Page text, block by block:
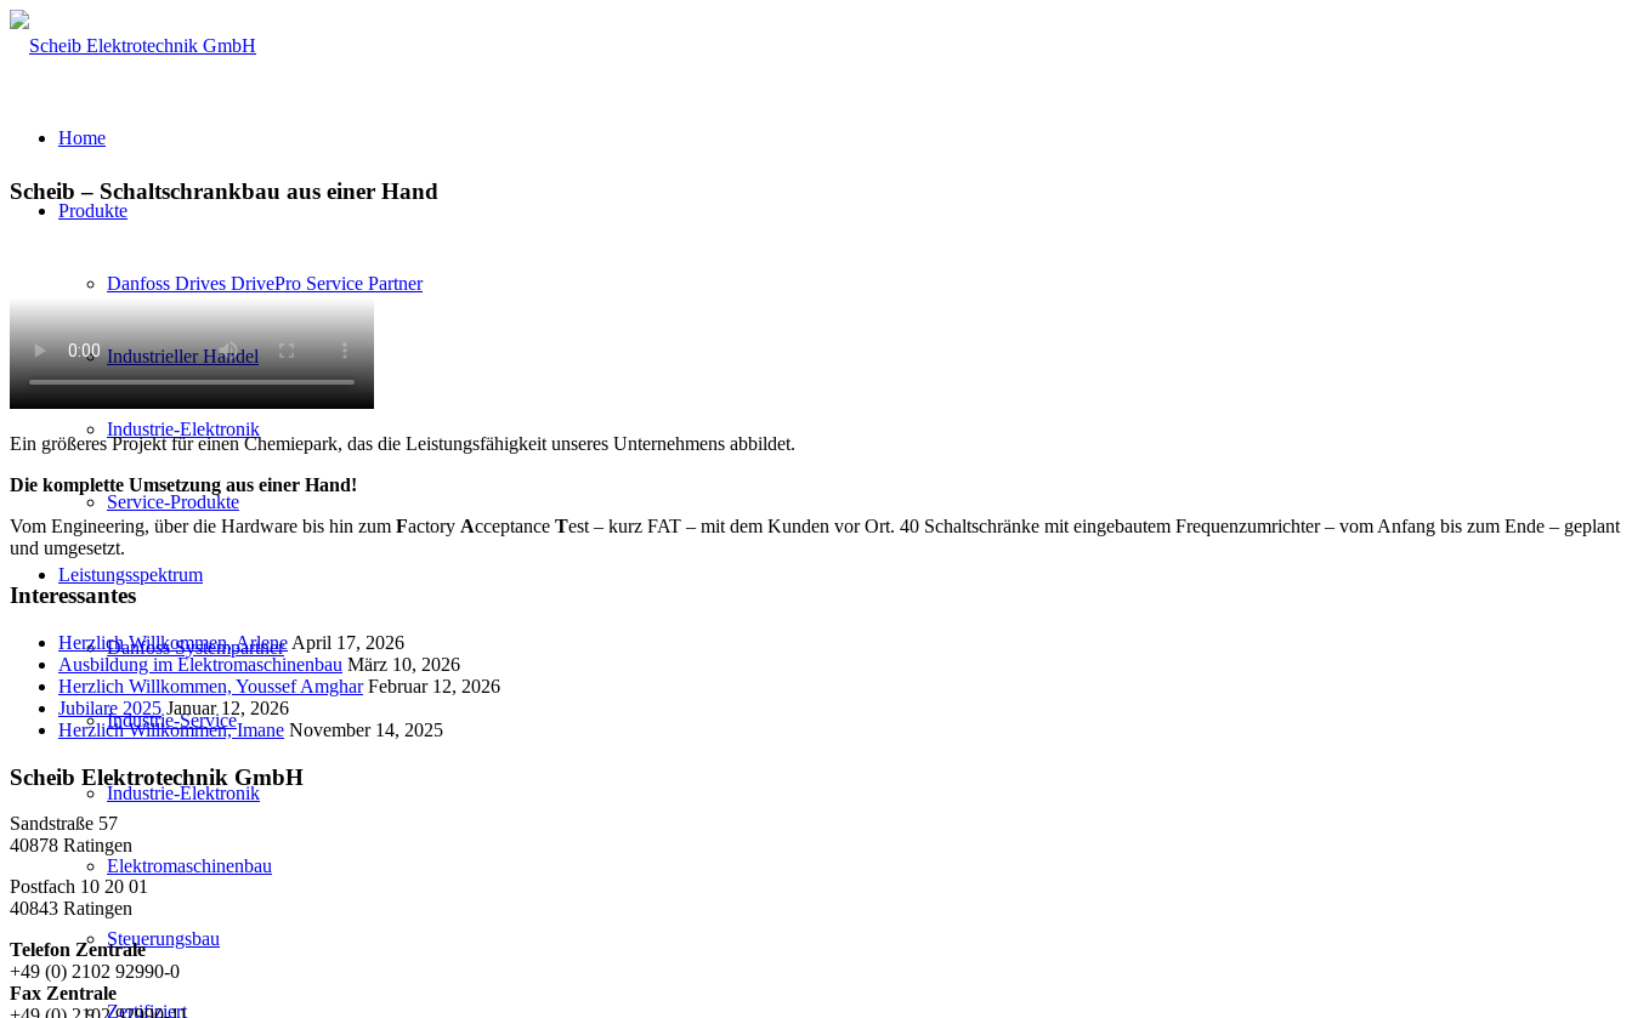
Home
Produkte
Danfoss Drives DrivePro Service Partner
Industrieller Handel
Industrie-Elektronik
Service-Produkte
Leistungsspektrum
Danfoss Systempartner
Industrie-Service
Industrie-Elektronik
Elektromaschinenbau
Steuerungsbau
Zertifiziert
Scheib – Schaltschrankbau aus einer Hand
Ein größeres Projekt für einen Chemiepark, das die Leistungsfähigkeit unseres Unternehmens abbildet.
Die komplette Umsetzung aus einer Hand!
Vom Engineering, über die Hardware bis hin zum Factory Acceptance Test – kurz FAT – mit dem Kunden vor Ort. 40 Schaltschränke mit eingebautem Frequenzumrichter – vom Anfang bis zum Ende – geplant
und umgesetzt.
Interessantes
Herzlich Willkommen, Arlene April 17, 2026
Ausbildung im Elektromaschinenbau März 10, 2026
Herzlich Willkommen, Youssef Amghar Februar 12, 2026
Jubilare 2025 Januar 12, 2026
Herzlich Willkommen, Imane November 14, 2025
Scheib Elektrotechnik GmbH
Sandstraße 57
40878 Ratingen
Postfach 10 20 01
40843 Ratingen
Telefon Zentrale
+49 (0) 2102 92990-0
Fax Zentrale